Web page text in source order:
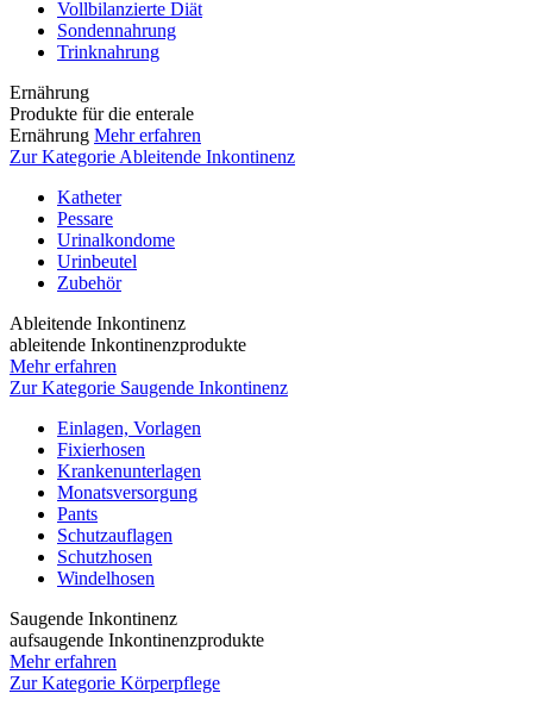
Vollbilanzierte Diät
Sondennahrung
Trinknahrung
Ernährung
Produkte für die enterale
Ernährung Mehr erfahren
Zur Kategorie Ableitende Inkontinenz
Katheter
Pessare
Urinalkondome
Urinbeutel
Zubehör
Ableitende Inkontinenz
ableitende Inkontinenzprodukte
Mehr erfahren
Zur Kategorie Saugende Inkontinenz
Einlagen, Vorlagen
Fixierhosen
Krankenunterlagen
Monatsversorgung
Pants
Schutzauflagen
Schutzhosen
Windelhosen
Saugende Inkontinenz
aufsaugende Inkontinenzprodukte
Mehr erfahren
Zur Kategorie Körperpflege